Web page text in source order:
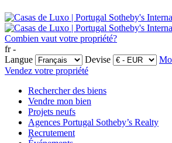
Combien vaut votre propriété?
fr -
Langue
Devise
Vendez votre propriété
Rechercher des biens
Vendre mon bien
Projets neufs
Agences Portugal Sotheby’s Realty
Recrutement